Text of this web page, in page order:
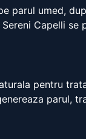
parul umed,
Capelli
pentru
parul,